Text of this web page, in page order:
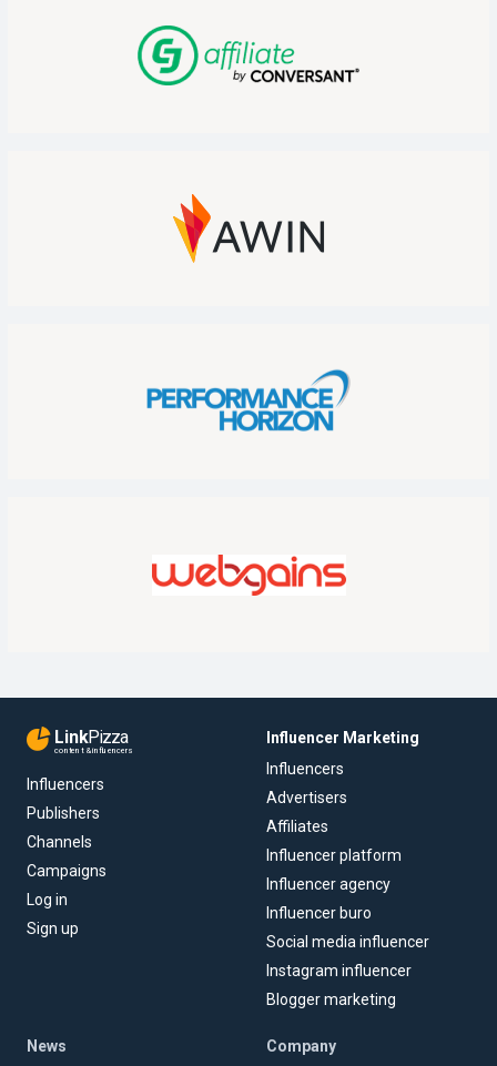
LinkPizza
content & influencers
Influencers
Publishers
Channels
Campaigns
Log in
Sign up
Influencer Marketing
Influencers
Advertisers
Affiliates
Influencer platform
Influencer agency
Influencer buro
Social media influencer
Instagram influencer
Blogger marketing
News Company